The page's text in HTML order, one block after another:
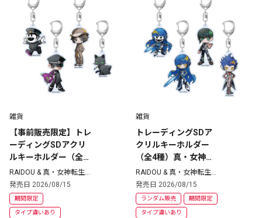
雑貨
【事前販売限定】トレ
ーディングSDアクリ
ルキーホルダー（全4
種）コンプリートセッ
ト RAIDOU
RAIDOU & 真・女神転生
シリーズ
発売日 2026/08/15
期間限定
タイプ違いあり
雑貨
トレーディングSDア
クリルキーホルダー
（全4種）真・女神転
生VV
RAIDOU & 真・女神転生
シリーズ
発売日 2026/08/15
ランダム販売 期間限定
タイプ違いあり